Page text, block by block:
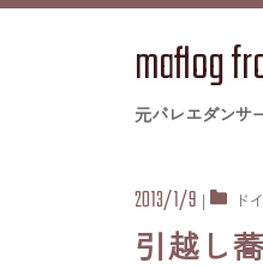
maflog
元バレエダンサ
2013/1/9 | ド
引越し